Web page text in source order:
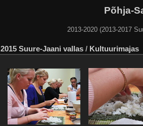
Põhja-
2013-2020 (2013-2017
2015 Suure-Jaani vallas / Kultuurimajas